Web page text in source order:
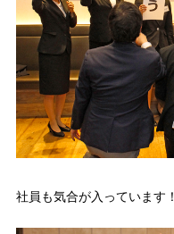
社員も気合が入っています！